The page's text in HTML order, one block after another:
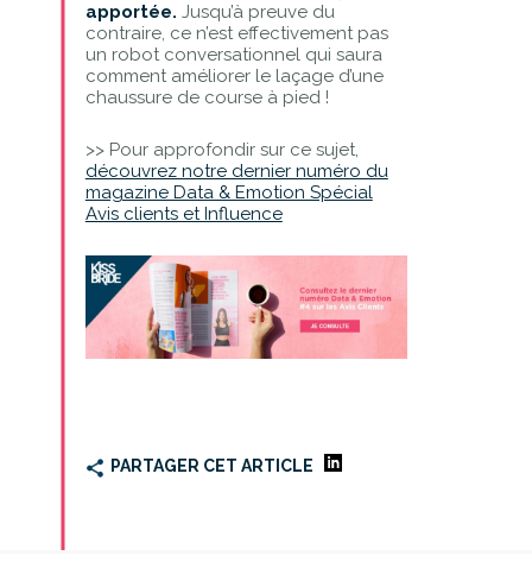
apportée. Jusqu’à preuve du
contraire, ce n’est effectivement pas
un robot conversationnel qui saura
comment améliorer le laçage d’une
chaussure de course à pied !
>> Pour approfondir sur ce sujet,
découvrez notre dernier numéro du
magazine Data & Emotion Spécial
Avis clients et Influence
PARTAGER CET ARTICLE